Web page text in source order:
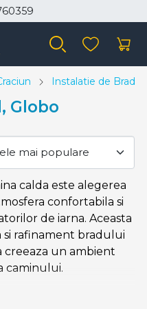
Instalatie de Brad
Globo
calda este alegerea
confortabila si
de iarna. Aceasta
rafinament bradului
creeaza un ambient
caminului.
potrivite atat